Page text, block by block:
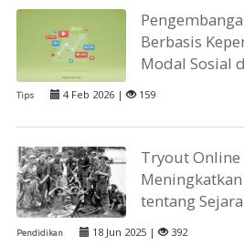
Berbasis
Modal Sosial
Tips 4 Feb 2026 | 159
Tryout Online
tentang
Pendidikan 18 Jun 2025 | 392